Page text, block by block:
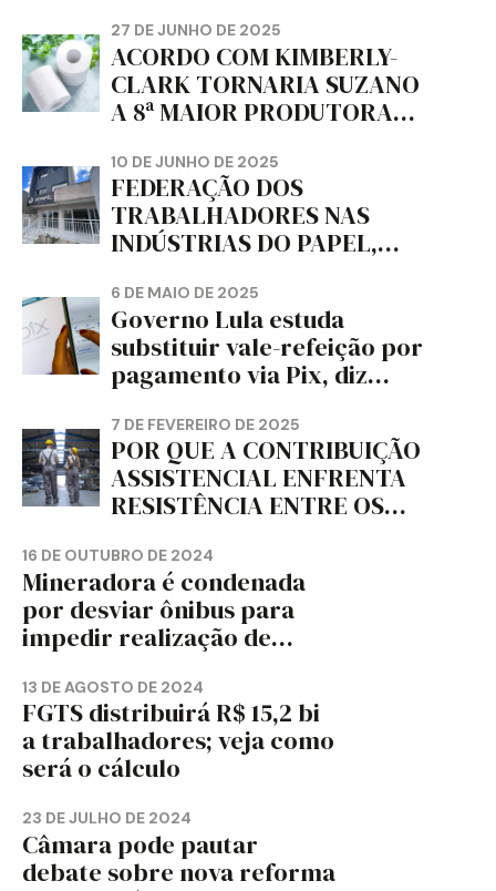
da dignidade sindical.
27 DE JUNHO DE 2025
ACORDO COM KIMBERLY-
CLARK TORNARIA SUZANO
A 8ª MAIOR PRODUTORA
MUNDO, DIZ FITCH
10 DE JUNHO DE 2025
FEDERAÇÃO DOS
TRABALHADORES NAS
INDÚSTRIAS DO PAPEL,
CORTIÇA E ARTEFATOS DE
PAPEL DO ESTADO DO
PARANÁ – FETRAPEL-PR
6 DE MAIO DE 2025
Governo Lula estuda
substituir vale-refeição por
pagamento via Pix, diz
7 DE FEVEREIRO DE 2025
POR QUE A CONTRIBUIÇÃO
ASSISTENCIAL ENFRENTA
RESISTÊNCIA ENTRE OS
16 DE OUTUBRO DE 2024
Mineradora é condenada
por desviar ônibus para
impedir realização de
13 DE AGOSTO DE 2024
FGTS distribuirá R$ 15,2 bi
a trabalhadores; veja como
será o cálculo
23 DE JULHO DE 2024
Câmara pode pautar
debate sobre nova reforma